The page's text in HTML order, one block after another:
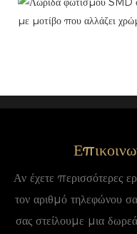
Αν έχετε περισσότερες
τον αριθμό τηλεφώνου
σας στείλουμε μια